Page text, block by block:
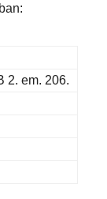
2. em. 206.